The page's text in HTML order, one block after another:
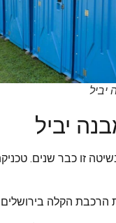
יביל
יביל
זו כבר שנים.
הקלה בירושלים